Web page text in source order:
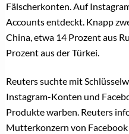
Fälscherkonten. Auf
Accounts entdeckt. Knapp
China, etwa 14 Prozent aus
Prozent aus der Türkei.
Reuters suchte mit
Instagram-Konten und
Produkte warben. Reuters
Mutterkonzern von